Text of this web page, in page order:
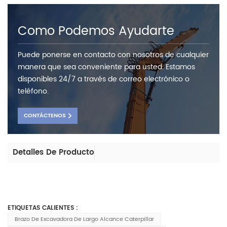
Como Podemos Ayudarte
Puede ponerse en contacto con nosotros de cualquier
manera que sea conveniente para usted. Estamos
disponibles 24/7 a través de correo electrónico o
teléfono.
CONTÁCTENOS
Detalles De Producto
ETIQUETAS CALIENTES :
Brazo De Excavadora De Largo Alcance Caterpillar